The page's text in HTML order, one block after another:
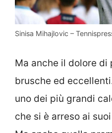
Sinisa Mihajlovic –
Ma anche il dolore
brusche ed
uno dei più grandi
che si è arreso ai